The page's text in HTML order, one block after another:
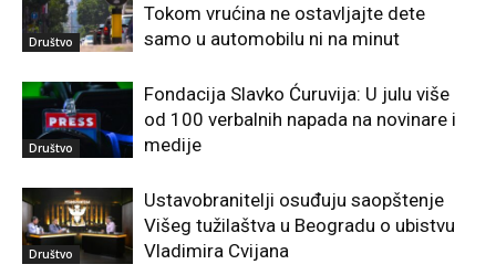
Društvo
Tokom vrućina ne ostavljajte dete
samo u automobilu ni na minut
Društvo
Fondacija Slavko Ćuruvija: U julu više
od 100 verbalnih napada na novinare i
medije
Društvo
Ustavobranitelji osuđuju saopštenje
Višeg tužilaštva u Beogradu o ubistvu
Vladimira Cvijana